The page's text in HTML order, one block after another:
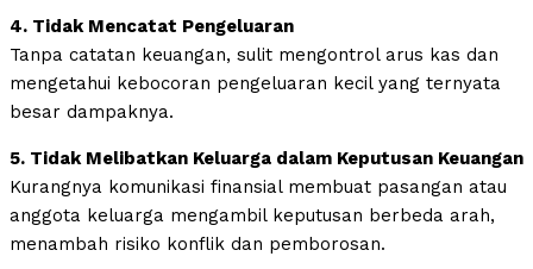
4. Tidak Mencatat Pengeluaran
Tanpa catatan keuangan, sulit mengontrol arus kas dan
mengetahui kebocoran pengeluaran kecil yang ternyata
besar dampaknya.
5. Tidak Melibatkan Keluarga dalam Keputusan Keuangan
Kurangnya komunikasi finansial membuat pasangan atau
anggota keluarga mengambil keputusan berbeda arah,
menambah risiko konflik dan pemborosan.